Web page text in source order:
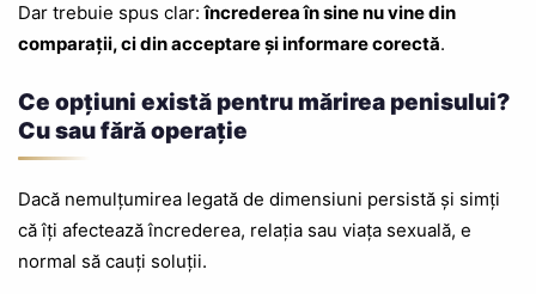
Dar trebuie spus clar:încrederea în sine nu vine din
comparații, ci din acceptare și informare corectă.
Ce opțiuni există pentru mărirea penisului?
Cu sau fără operație
Dacă nemulțumirea legată de dimensiuni persistă și simți
că îți afectează încrederea, relația sau viața sexuală, e
normal să cauți soluții.